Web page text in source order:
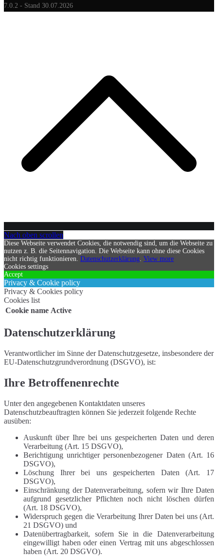
7.0.2 - Stand 30.07.2026
Nach oben scrollen
Diese Webseite verwendet Cookies, die notwendig sind, um die Webseite zu
nutzen z. B. die Seitennavigation. Die Webseite kann ohne diese Cookies
nicht richtig funktionieren. Datenschutzerklärung. View more
Cookies settings
Accept
Privacy & Cookie policy
Privacy & Cookies policy
Cookies list
Cookie name Active
Datenschutzerklärung
Verantwortlicher im Sinne der Datenschutzgesetze, insbesondere der
EU-Datenschutzgrundverordnung (DSGVO), ist:
Ihre Betroffenenrechte
Unter den angegebenen Kontaktdaten unseres
Datenschutzbeauftragten können Sie jederzeit folgende Rechte
ausüben:
Auskunft über Ihre bei uns gespeicherten Daten und deren
Verarbeitung (Art. 15 DSGVO),
Berichtigung unrichtiger personenbezogener Daten (Art. 16
DSGVO),
Löschung Ihrer bei uns gespeicherten Daten (Art. 17
DSGVO),
Einschränkung der Datenverarbeitung, sofern wir Ihre Daten
aufgrund gesetzlicher Pflichten noch nicht löschen dürfen
(Art. 18 DSGVO),
Widerspruch gegen die Verarbeitung Ihrer Daten bei uns (Art.
21 DSGVO) und
Datenübertragbarkeit, sofern Sie in die Datenverarbeitung
eingewilligt haben oder einen Vertrag mit uns abgeschlossen
haben (Art. 20 DSGVO).